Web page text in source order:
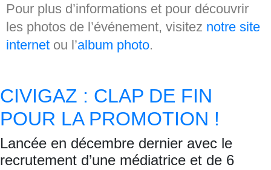
Pour plus d’informations et pour découvrir
les photos de l’événement, visitez notre site
internet ou l’album photo.
CIVIGAZ : CLAP DE FIN
POUR LA PROMOTION !
Lancée en décembre dernier avec le
recrutement d’une médiatrice et de 6